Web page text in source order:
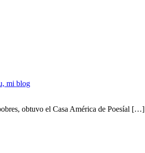
mi blog
obtuvo el Casa América de Poesíal […]